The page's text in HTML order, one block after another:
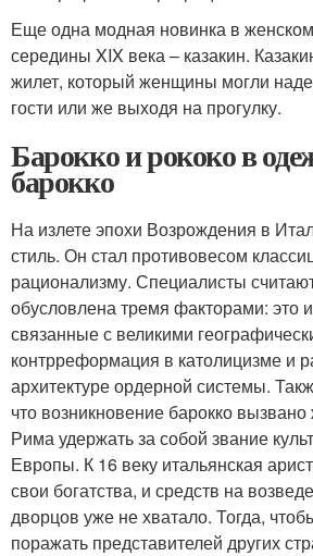
Еще одна модная новинка в
середины XIX века – казакин.
жилет, который женщины могли
гости или же выходя на прогулку.
Барокко и рококо в
барокко
На излете эпохи Возрождения в
стиль. Он стал противовесом
рационализму. Специалисты
обусловлена тремя факторами: это
связанные с великими
контрреформация в католицизме и
архитектуре ордерной системы.
что возникновение барокко
Рима удержать за собой звание
Европы. К 16 веку итальянская
свои богатства, и средств на
дворцов уже не хватало. Тогда,
поражать представителей других